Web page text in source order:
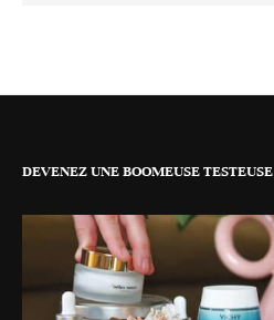
DEVENEZ UNE BOOMEUSE TESTEUSE